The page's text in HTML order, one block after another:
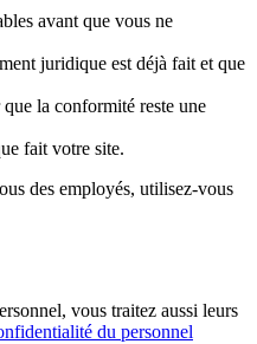
avant que vous ne
juridique est déjà fait et que
la conformité reste une
fait votre site.
des employés, utilisez-vous
vous traitez aussi leurs
du personnel